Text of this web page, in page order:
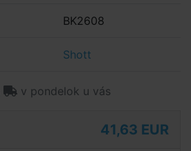
BK2608
Shott
v pondelok u vás
41,63 EUR